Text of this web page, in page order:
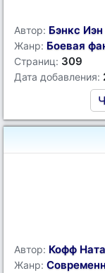
Автор: Бэнкс Иэн
Жанр: Боевая
Страниц: 309
Дата добавления:
Автор: Кофф
Жанр: